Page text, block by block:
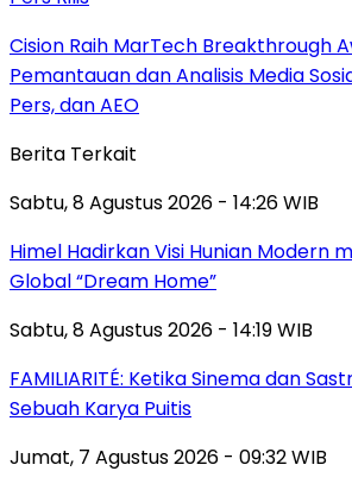
Cision Raih MarTech Breakthrough
Pemantauan dan Analisis Media
Pers, dan AEO
Berita Terkait
Sabtu, 8 Agustus 2026 - 14:26 WIB
Himel Hadirkan Visi Hunian Modern
Global “Dream Home”
Sabtu, 8 Agustus 2026 - 14:19 WIB
FAMILIARITÉ: Ketika Sinema dan
Sebuah Karya Puitis
Jumat, 7 Agustus 2026 - 09:32 WIB